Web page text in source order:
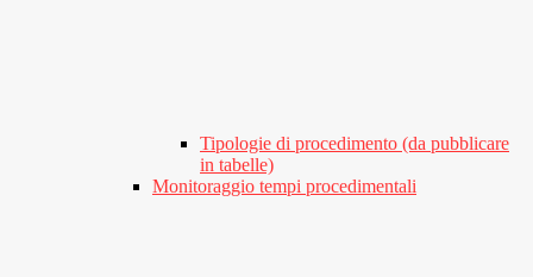
Tipologie di procedimento (da pubblicare
in tabelle)
Monitoraggio tempi procedimentali